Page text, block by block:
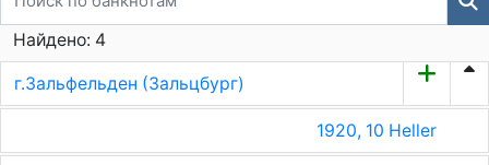
Найдено: 4
г.Зальфельден (Зальцбург)
1920, 10 Heller